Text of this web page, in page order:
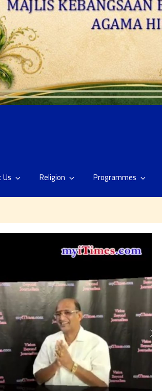
Religion Programmes